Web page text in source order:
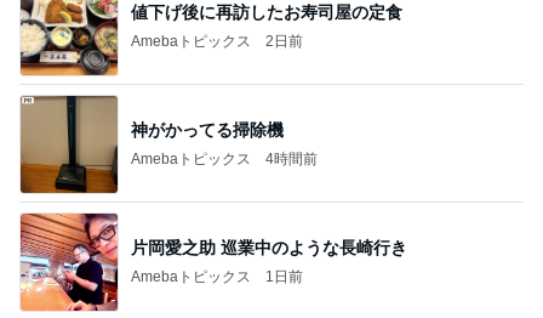
値下げ後に再訪したお寿司屋の定食
Amebaトピックス 2日前
神がかってる掃除機
Amebaトピックス 4時間前
片岡愛之助 巡業中のような長崎行き
Amebaトピックス 1日前